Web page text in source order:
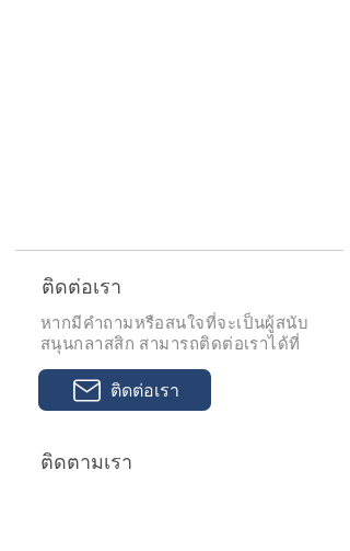
ติดต่อเรา
หากมีคำถามหรือสนใจที่จะเป็นผู้สนับ
สนุนกลาสสิก สามารถติดต่อเราได้ที่
ติดต่อเรา
ติดตามเรา